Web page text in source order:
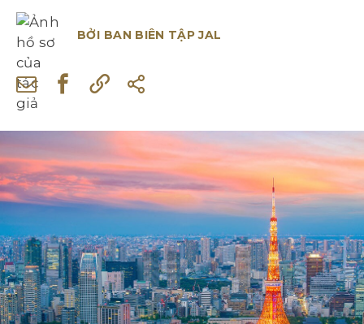
BỞI BAN BIÊN TẬP JAL